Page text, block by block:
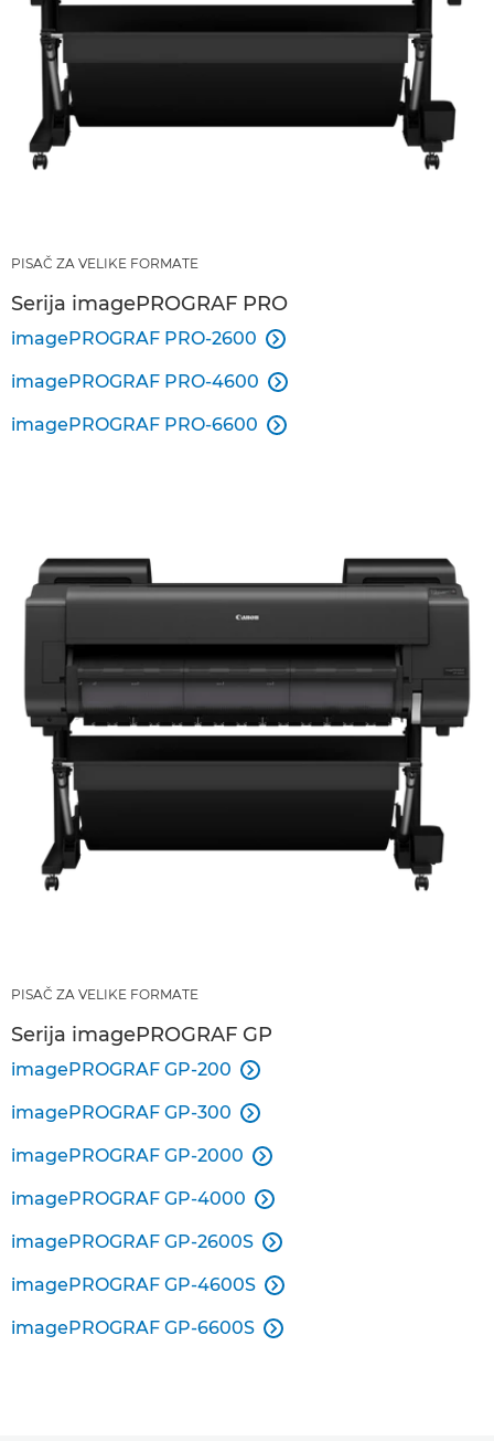
PISAČ ZA VELIKE FORMATE
Serija imagePROGRAF PRO
imagePROGRAF PRO-2600 
imagePROGRAF PRO-4600 
imagePROGRAF PRO-6600 
PISAČ ZA VELIKE FORMATE
Serija imagePROGRAF GP
imagePROGRAF GP-200 
imagePROGRAF GP-300 
imagePROGRAF GP-2000 
imagePROGRAF GP-4000 
imagePROGRAF GP-2600S 
imagePROGRAF GP-4600S 
imagePROGRAF GP-6600S 